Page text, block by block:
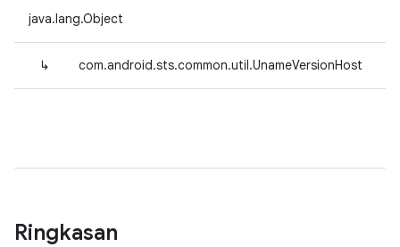
java.lang.Object
↳ com.android.sts.common.util.UnameVersionHost
Ringkasan